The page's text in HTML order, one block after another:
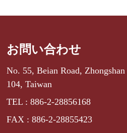
お問い合わせ
No. 55, Beian Road,
104, Taiwan
TEL : 886-2-28856168
FAX : 886-2-28855423